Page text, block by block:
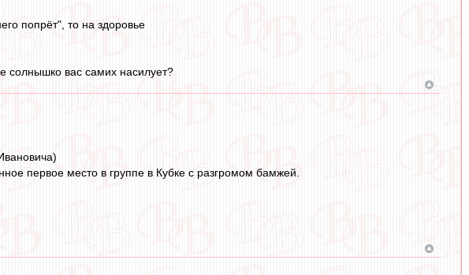
попрёт", то на здоровье
солнышко вас самих насилует?
первое место в группе в Кубке с разгромом бамжей.